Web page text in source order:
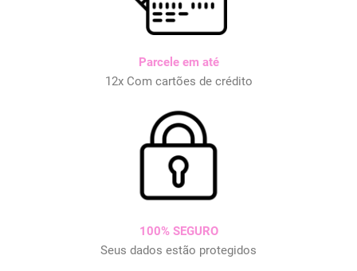
Parcele em até
12x Com cartões de crédito
100% SEGURO
Seus dados estão protegidos